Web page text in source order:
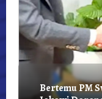
Bertemu PM